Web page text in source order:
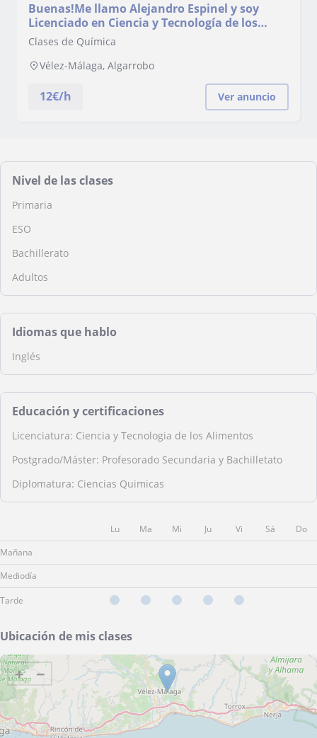
Buenas!Me llamo Alejandro Espinel y soy
Licenciado en Ciencia y Tecnología de los
Alimentos, con Máster de Profesorado en
Secundaria y Bachillerato. Estoy
preparándome las oposiciones para docente
clases en Academ
Clases de Química
Vélez-Málaga, Algarrobo
12€/h Ver anuncio
Nivel de las clases
Primaria
ESO
Bachillerato
Adultos
Idiomas que hablo
Inglés
Educación y certificaciones
Licenciatura: Ciencia y Tecnologia de los Alimentos
Postgrado/Máster: Profesorado Secundaria y Bachilletato
Diplomatura: Ciencias Quimicas
Lu Ma Mi Ju Vi Sá
Do
Mañana
Mediodía
Tarde
Ubicación de mis clases
+ −